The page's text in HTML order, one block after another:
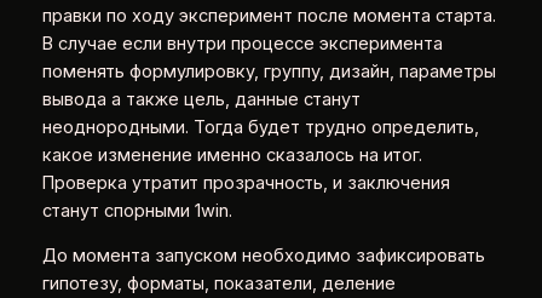
правки по ходу эксперимент после момента старта.
В случае если внутри процессе эксперимента
поменять формулировку, группу, дизайн, параметры
вывода а также цель, данные станут
неоднородными. Тогда будет трудно определить,
какое изменение именно сказалось на итог.
Проверка утратит прозрачность, и заключения
станут спорными 1win.
До момента запуском необходимо зафиксировать
гипотезу, форматы, показатели, деление